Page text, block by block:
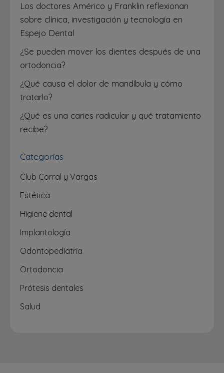
Los doctores Américo y Franklin reflexionan
sobre clínica, investigación y tecnología en
Espejo Dental
¿Se pueden mover los dientes después de una
ortodoncia?
¿Qué causa el dolor de mandíbula y cómo
tratarlo?
¿Qué es una caries radicular y qué tratamiento
recibe?
Categorías
Club Corral y Vargas
Estética
Higiene dental
Implantología
Odontopediatría
Ortodoncia
Prótesis dentales
Salud